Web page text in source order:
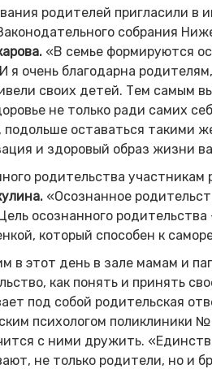
родителей пригласили в
собрания
«В семье формируются
я очень благодарна
своих детей. Тем самым
не только ради самих
оставаться такими
и здоровый образ жизни
родительства участникам
«Осознанное
осознанного
который способен к
этот день в зале мамам и
как понять и принять
под собой родительская
психологом поликлиники
с ними дружить.
не только родители, но и